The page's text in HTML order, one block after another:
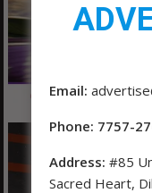
Email:
Phone: 7757-
Address: #85
Sacred Heart,